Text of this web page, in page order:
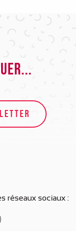
réseaux sociaux :